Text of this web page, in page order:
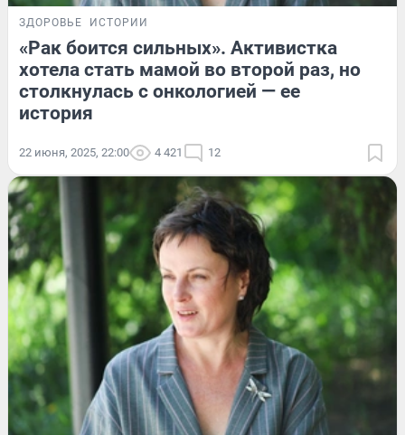
ЗДОРОВЬЕ ИСТОРИИ
«Рак боится сильных». Активистка
хотела стать мамой во второй раз, но
столкнулась с онкологией — ее
история
22 июня, 2025, 22:00 4 421 12